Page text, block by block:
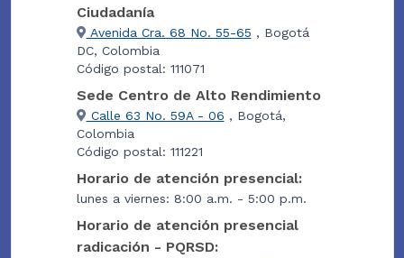
Ciudadanía
Avenida Cra. 68 No. 55-65 , Bogotá
DC, Colombia
Código postal: 111071
Sede Centro de Alto Rendimiento
Calle 63 No. 59A - 06 , Bogotá,
Colombia
Código postal: 111221
Horario de atención presencial:
lunes a viernes: 8:00 a.m. - 5:00 p.m.
Horario de atención presencial
radicación - PQRSD: